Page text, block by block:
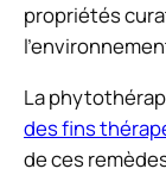
propriétés
La
des fins
de ces